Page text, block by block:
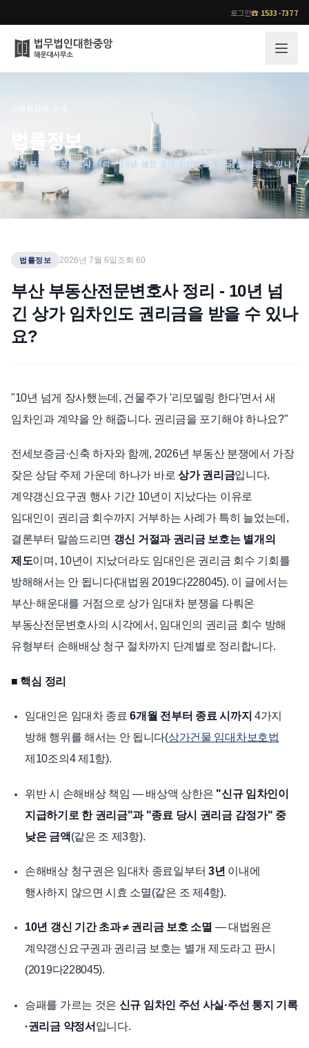
로그인☎ 1533-7377
오시는 길
통합검색
기업 인사이트
사례분석/최신동향
법률정보
업무분야
전체
소식/자료
법률정보
부산 부동산전문변호사 정리 - 10년 넘긴 상가 임차인도 권리금을 받을 수 있나
요?
법률정보 2026년 7월 6일 조회60
부산 부동산전문변호사 정리 - 10년 넘
긴 상가 임차인도 권리금을 받을 수 있나
요?
"10년 넘게 장사했는데, 건물주가 '리모델링 한다'면서 새
임차인과 계약을 안 해줍니다. 권리금을 포기해야 하나요?"
전세보증금·신축 하자와 함께, 2026년 부동산 분쟁에서 가장
잦은 상담 주제 가운데 하나가 바로 상가 권리금입니다.
계약갱신요구권 행사 기간 10년이 지났다는 이유로
임대인이 권리금 회수까지 거부하는 사례가 특히 늘었는데,
결론부터 말씀드리면 갱신 거절과 권리금 보호는 별개의
제도이며, 10년이 지났더라도 임대인은 권리금 회수 기회를
방해해서는 안 됩니다(대법원 2019다228045). 이 글에서는
부산·해운대를 거점으로 상가 임대차 분쟁을 다뤄온
부동산전문변호사의 시각에서, 임대인의 권리금 회수 방해
유형부터 손해배상 청구 절차까지 단계별로 정리합니다.
■ 핵심 정리
임대인은 임대차 종료6개월 전부터 종료 시까지 4가지
방해 행위를 해서는 안 됩니다(상가건물 임대차보호법
제10조의4 제1항).
위반 시 손해배상 책임 — 배상액 상한은 "신규 임차인이
지급하기로 한 권리금"과 "종료 당시 권리금 감정가" 중
낮은 금액(같은 조 제3항).
손해배상 청구권은 임대차 종료일부터 3년 이내에
행사하지 않으면 시효 소멸(같은 조 제4항).
10년 갱신 기간 초과 ≠ 권리금 보호 소멸 — 대법원은
계약갱신요구권과 권리금 보호는 별개 제도라고 판시
(2019다228045).
승패를 가르는 것은 신규 임차인 주선 사실·주선 통지 기록
·권리금 약정서 입니다.